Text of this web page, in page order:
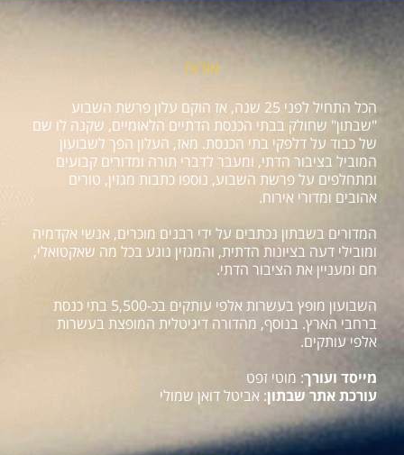
אודות
הכל התחיל לפני 25 שנה, אז הוקם עלון פרשת השבוע
"שבתון" שחולק בבתי הכנסת הדתיים הלאומיים, שקנה לו שם
של כבוד על דלפקי בתי הכנסת. מאז, העלון הפך לשבועון
המוביל בציבור הדתי, ומעבר לדברי תורה ומדורים קבועים
ומתחלפים על פרשת השבוע, נוספו כתבות מגזין, טורים
אהובים ומדורי אירוח.
המדורים בשבתון נכתבים על ידי רבנים מוכרים, אנשי אקדמיה
ומובילי דעה בציונות הדתית, והמגזין נוגע בכל מה שאקטואלי,
חם ומעניין את הציבור הדתי.
השבועון מופץ בעשרות אלפי עותקים בכ-5,500 בתי כנסת
ברחבי הארץ. בנוסף, מהדורה דיגיטלית המופצת בעשרות
אלפי עותקים.
מייסד ועורך: מוטי זפט
עורכת אתר שבתון: אביטל דואן שמולי